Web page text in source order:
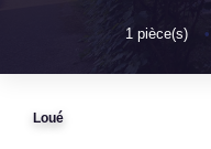
1 pièce(s) •
Loué